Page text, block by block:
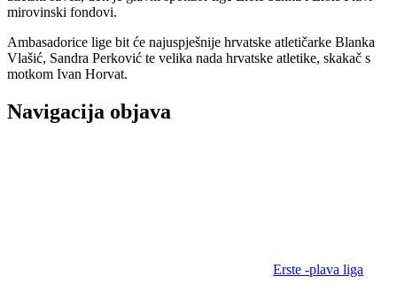
mirovinski fondovi.
Ambasadorice lige bit će najuspješnije hrvatske atletičarke Blanka
Vlašić, Sandra Perković te velika nada hrvatske atletike, skakač s
motkom Ivan Horvat.
Navigacija objava
Erste -plava liga